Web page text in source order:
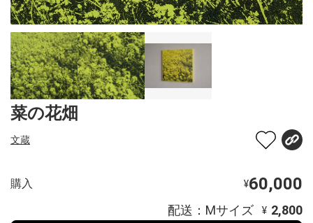
菜の花畑
文蔵
購入 ¥60,000
配送：Mサイズ ¥ 2,800